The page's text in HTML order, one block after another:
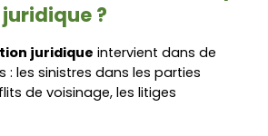
?
juridique intervient dans de
: les sinistres dans les parties
de voisinage, les litiges